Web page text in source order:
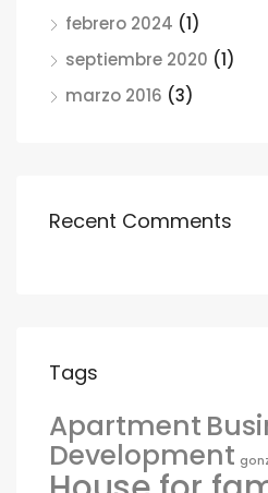
febrero 2024 (1)
septiembre 2020 (1)
marzo 2016 (3)
Recent Comments
Tags
Apartment
Development